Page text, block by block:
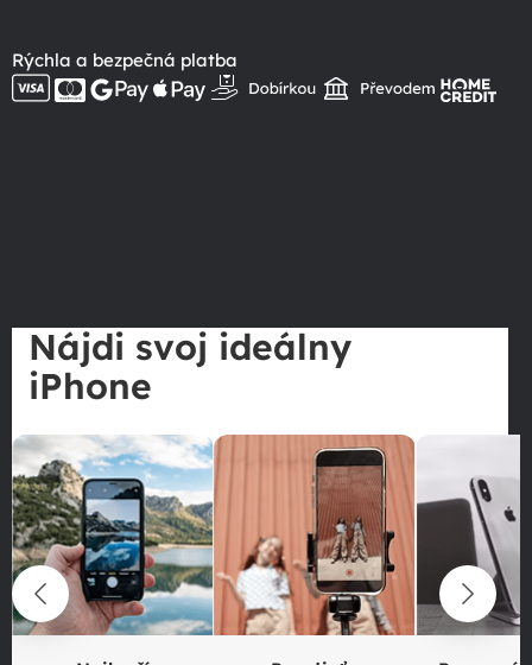
Rýchla a bezpečná platba
Nájdi svoj ideálny
iPhone